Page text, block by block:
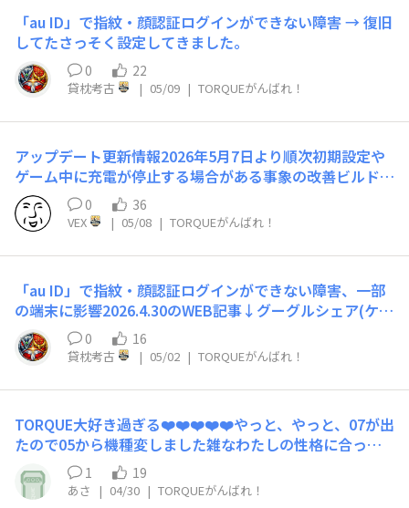
るにしては発熱してないのが不思議です。😨
Ӧ｡)皆様はもう入手できてますか？まだの方は何を購入予
定なのかなぁ(●´ω｀●)皆様のTORQUE具合はどんな感
じなのかなと思いました❤(ӦｖӦ｡)
「au ID」で指紋・顔認証ログインができない障害 → 復旧
してたさっそく設定してきました。
0 22
貸枕考古 | 05/09 | TORQUEがんばれ！
アップデート更新情報2026年5月7日より順次初期設定や
ゲーム中に充電が停止する場合がある事象の改善ビルド番
号：1.031KB（Android 16）
0 36
VEX | 05/08 | TORQUEがんばれ！
「au ID」で指紋・顔認証ログインができない障害、一部
の端末に影響​2026.4.30のWEB記事↓グーグルシェア(ケー
タイ Watch)https://share.google/CzjvqjChjQL1qk4hM
こんな感じです↓auone.jpスクショauサポートへ電話で
相談したけど、上記障害が出ているため復旧するまで待つ
しかないようです。
0 16
貸枕考古 | 05/02 | TORQUEがんばれ！
TORQUE大好き過ぎる❤️❤️❤️❤️❤️やっと、やっと、07が出
たので05から機種変しました雑なわたしの性格に合って
るのはTORQUEしか無いのでこれからも新しい機種をよろ
しくお願いします！！！(切実
1 19
あさ | 04/30 | TORQUEがんばれ！